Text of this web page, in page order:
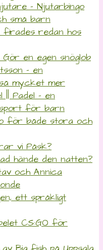
– Njutarbingo
små barn
redan hos
en egen snöglob
– en
mycket mer
– en
för barn
både stora och
Påsk?
den natten?
och Annica
språkligt
CS:GO för